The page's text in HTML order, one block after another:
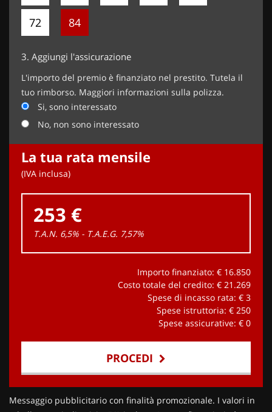
72 84
3. Aggiungi l'assicurazione
L'importo del premio è finanziato nel prestito. Tutela il
tuo rimborso. Maggiori informazioni sulla polizza.
Si, sono interessato
No, non sono interessato
La tua rata mensile
(IVA inclusa)
253 €
T.A.N. 6,5% - T.A.E.G. 7,57%
Importo finanziato: € 16.850
Costo totale del credito: € 21.269
Spese di incasso rata: € 3
Spese istruttoria: € 250
Spese assicurative: € 0
PROCEDI
Contattaci
Messaggio pubblicitario con finalità promozionale. I valori in